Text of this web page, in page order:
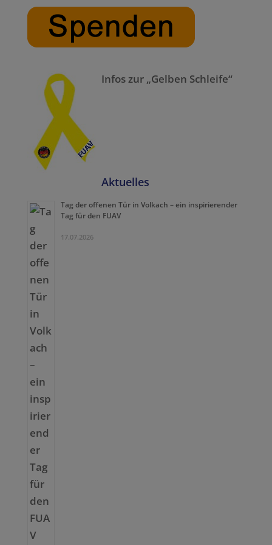
Infos zur „Gelben Schleife“
Aktuelles
Tag der offenen Tür in Volkach – ein inspirierender
Tag für den FUAV
17.07.2026